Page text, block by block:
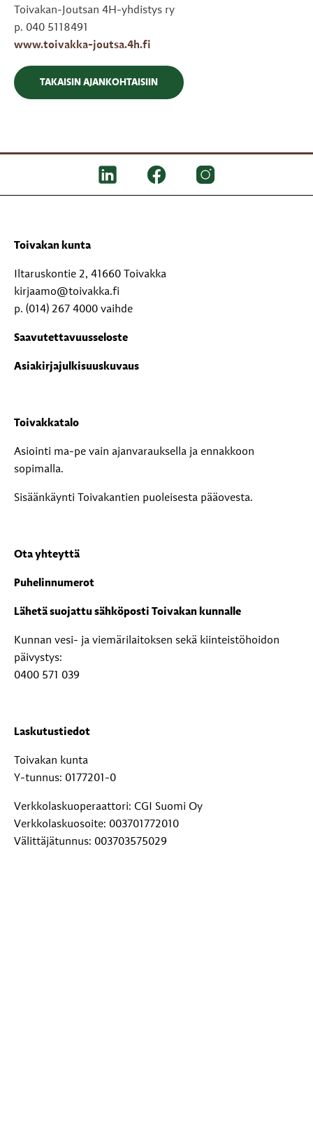
Toivakan-Joutsan 4H-yhdistys ry
p. 040 5118491
www.toivakka-joutsa.4h.fi
TAKAISIN AJANKOHTAISIIN
Toivakan kunta
Iltaruskontie 2, 41660 Toivakka
kirjaamo@toivakka.fi
p. (014) 267 4000 vaihde
Saavutettavuusseloste
Asiakirjajulkisuuskuvaus
Toivakkatalo
Asiointi ma-pe vain ajanvarauksella ja ennakkoon
sopimalla.
Sisäänkäynti Toivakantien puoleisesta pääovesta.
Ota yhteyttä
Puhelinnumerot
Lähetä suojattu sähköposti Toivakan kunnalle
Kunnan vesi- ja viemärilaitoksen sekä kiinteistöhoidon
päivystys:
0400 571 039
Laskutustiedot
Toivakan kunta
Y-tunnus: 0177201-0
Verkkolaskuoperaattori: CGI Suomi Oy
Verkkolaskuosoite: 003701772010
Välittäjätunnus: 003703575029